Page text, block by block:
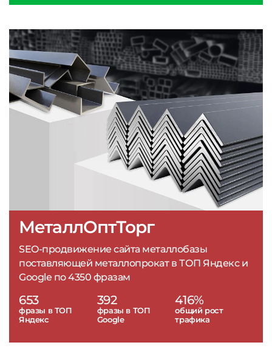
МеталлОптТорг
SEO-продвижение сайта металлобазы
поставляющей металлопрокат в ТОП Яндекс и
Google по 4350 фразам
653
фразы в ТОП
Яндекс
392
фразы в ТОП
Google
416%
общий рост
трафика